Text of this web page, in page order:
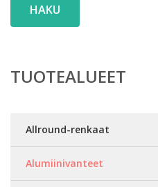
HAKU
TUOTEALUEET
Allround-renkaat
Alumiinivanteet